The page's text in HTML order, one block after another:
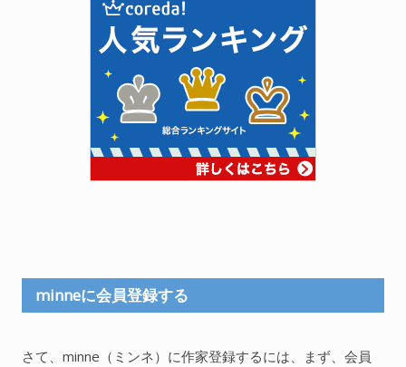
minneに会員登録する
さて、minne（ミンネ）に作家登録するには、まず、会員